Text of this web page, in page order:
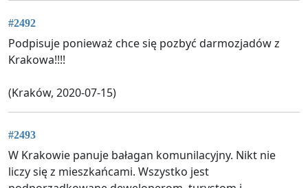
#2492
Podpisuje ponieważ chce się pozbyć darmozjadów z
Krakowa!!!!
(Kraków, 2020-07-15)
#2493
W Krakowie panuje bałagan komunilacyjny. Nikt nie
liczy się z mieszkańcami. Wszystko jest